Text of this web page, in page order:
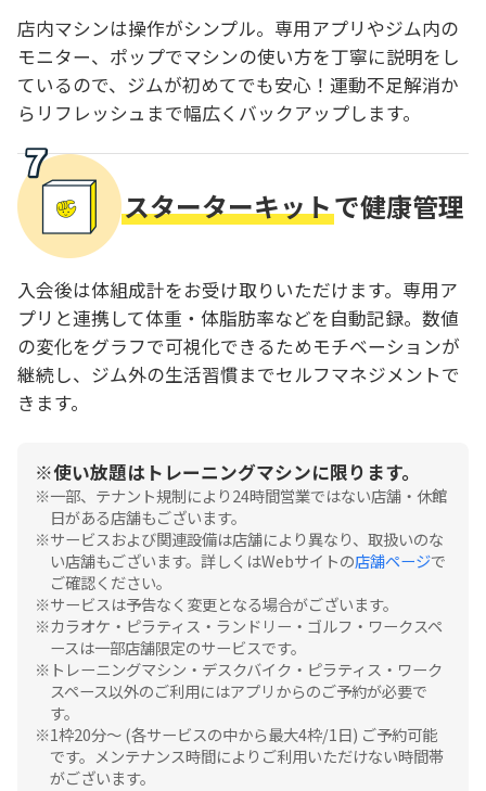
店内マシンは操作がシンプル。専用アプリやジム内の
モニター、ポップでマシンの使い方を丁寧に説明をし
ているので、ジムが初めてでも安心！運動不足解消か
らリフレッシュまで幅広くバックアップします。
スターターキットで健康管理
入会後は体組成計をお受け取りいただけます。専用ア
プリと連携して体重・体脂肪率などを自動記録。数値
の変化をグラフで可視化できるためモチベーションが
継続し、ジム外の生活習慣までセルフマネジメントで
きます。
使い放題はトレーニングマシンに限ります。
一部、テナント規制により24時間営業ではない店舗・休館
日がある店舗もございます。
サービスおよび関連設備は店舗により異なり、取扱いのな
い店舗もございます。詳しくはWebサイトの店舗ページで
ご確認ください。
サービスは予告なく変更となる場合がございます。
カラオケ・ピラティス・ランドリー・ゴルフ・ワークスペ
ースは一部店舗限定のサービスです。
トレーニングマシン・デスクバイク・ピラティス・ワーク
スペース以外のご利用にはアプリからのご予約が必要で
す。
1枠20分〜 (各サービスの中から最大4枠/1日) ご予約可能
です。メンテナンス時間によりご利用いただけない時間帯
がございます。